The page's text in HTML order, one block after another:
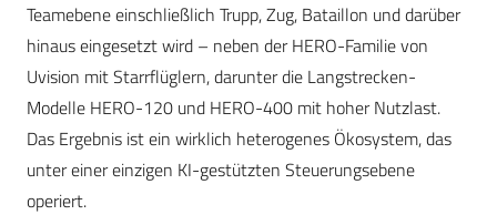
Teamebene einschließlich Trupp, Zug, Bataillon und darüber
hinaus eingesetzt wird – neben der HERO-Familie von
Uvision mit Starrflüglern, darunter die Langstrecken-
Modelle HERO-120 und HERO-400 mit hoher Nutzlast.
Das Ergebnis ist ein wirklich heterogenes Ökosystem, das
unter einer einzigen KI-gestützten Steuerungsebene
operiert.